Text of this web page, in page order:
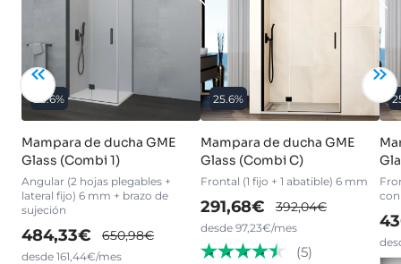
25.6%
Mampara de ducha GME
Glass (Combi 1)
Angular (2 hojas plegables +
lateral fijo) 6 mm + brazo de
sujeción
484,33€ 650,98€
desde 161,44€/mes
25.6%
Mampara de ducha GME
Glass (Combi C)
Frontal (1 fijo + 1 abatible) 6 mm
291,68€ 392,04€
desde 97,23€/mes
(5)